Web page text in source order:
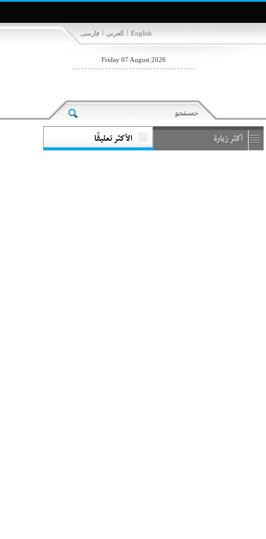
فارسی | العربي | English
Friday 07 August 2026
أكثر زيارة الأكثر تعليقًا